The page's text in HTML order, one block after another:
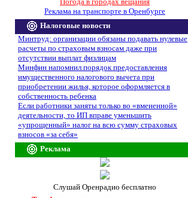
Реклама на транспорте в Оренбурге
Налоговые новости
Минтруд: организации обязаны подавать нулевые
расчеты по страховым взносам даже при
отсутствии выплат физлицам
Минфин напомнил порядок предоставления
имущественного налогового вычета при
приобретении жилья, которое оформляется в
собственность ребенка
Если работники заняты только во «вмененной»
деятельности, то ИП вправе уменьшить
«упрощенный» налог на всю сумму страховых
взносов «за себя»
Реклама
Слушай Оренрадио бесплатно